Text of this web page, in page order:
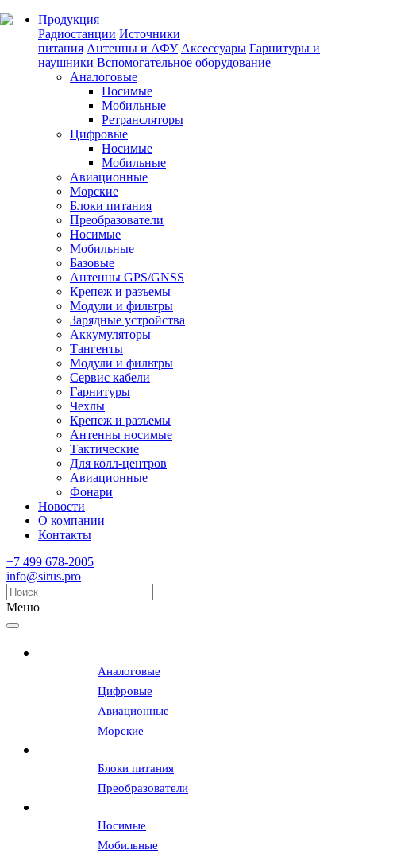
Продукция
Радиостанции Источники
питания Антенны и АФУ Аксессуары Гарнитуры и
наушники Вспомогательное оборудование
Аналоговые
Носимые
Мобильные
Ретрансляторы
Цифровые
Носимые
Мобильные
Авиационные
Морские
Блоки питания
Преобразователи
Носимые
Мобильные
Базовые
Антенны GPS/GNSS
Крепеж и разъемы
Модули и фильтры
Зарядные устройства
Аккумуляторы
Тангенты
Модули и фильтры
Сервис кабели
Гарнитуры
Чехлы
Крепеж и разъемы
Антенны носимые
Тактические
Для колл-центров
Авиационные
Фонари
Новости
О компании
Контакты
+7 499 678-2005
info@sirus.pro
Меню
Аналоговые
Цифровые
Авиационные
Морские
Блоки питания
Преобразователи
Носимые
Мобильные